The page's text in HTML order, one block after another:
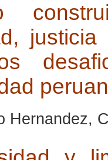
Hernandez,